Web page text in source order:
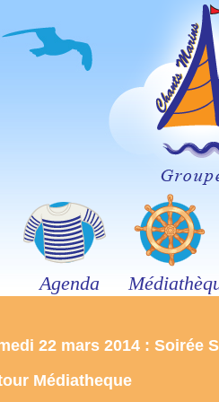
Agenda
22 mars 2014 : Soirée
Médiatheque